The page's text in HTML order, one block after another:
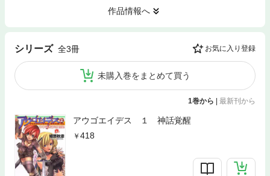
作品情報へ
シリーズ 全3冊 お気に入り登録
未購入巻をまとめて買う
1巻から | 最新刊から
アウゴエイデス １ 神話覚醒
418